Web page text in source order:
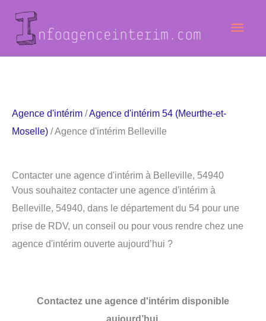
contenu
Agence d'intérim /Agence d'intérim 54 (Meurthe-et-
Moselle) / Agence d'intérim Belleville
Contacter une agence d'intérim à Belleville, 54940
Vous souhaitez contacter une agence d'intérim à
Belleville, 54940, dans le département du 54 pour une
prise de RDV, un conseil ou pour vous rendre chez une
agence d'intérim ouverte aujourd’hui ?
Contactez une agence d'intérim disponible
aujourd’hui.